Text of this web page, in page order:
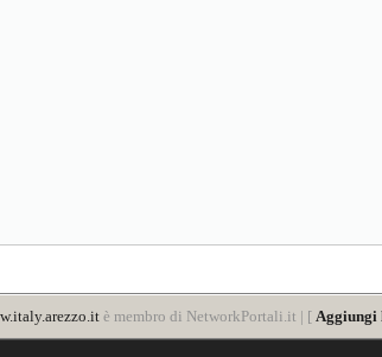
è membro di NetworkPortali.it | [ Aggiungi